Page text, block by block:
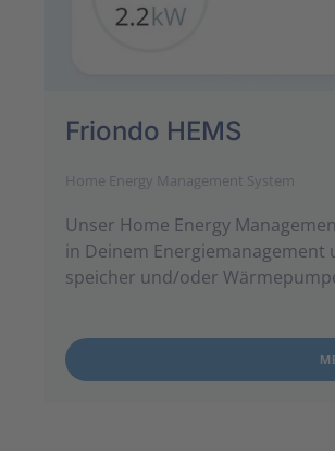
Friondo HEMS
Home Energy Management System
Unser Home Energy
in Deinem
speicher und/oder